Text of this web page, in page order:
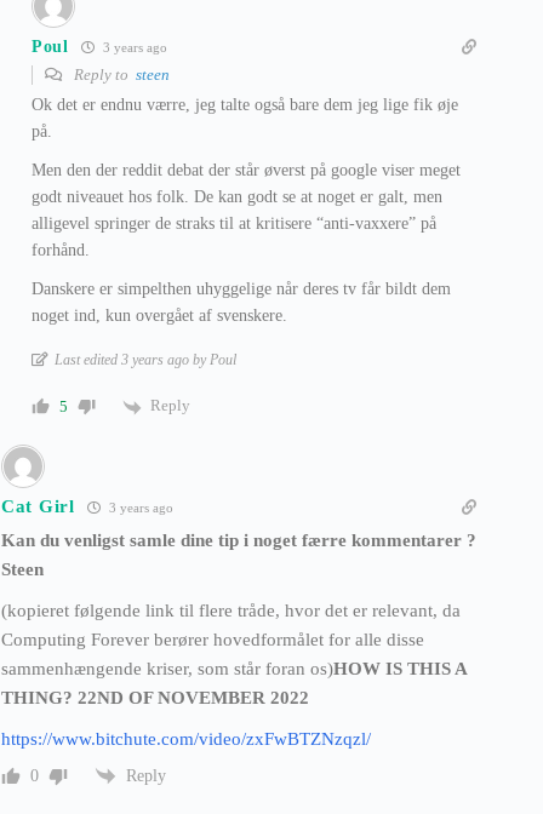
Poul 3 years ago
Reply to steen
Ok det er endnu værre, jeg talte også bare dem jeg lige fik øje
på.
Men den der reddit debat der står øverst på google viser meget
godt niveauet hos folk. De kan godt se at noget er galt, men
alligevel springer de straks til at kritisere “anti-vaxxere” på
forhånd.
Danskere er simpelthen uhyggelige når deres tv får bildt dem
noget ind, kun overgået af svenskere.
Last edited 3 years ago by Poul
5 Reply
Cat Girl 3 years ago
Kan du venligst samle dine tip i noget færre kommentarer ?
Steen
(kopieret følgende link til flere tråde, hvor det er relevant, da
Computing Forever berører hovedformålet for alle disse
sammenhængende kriser, som står foran os)HOW IS THIS A
THING? 22ND OF NOVEMBER 2022
https://www.bitchute.com/video/zxFwBTZNzqzl/
0 Reply